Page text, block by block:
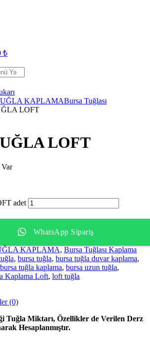
₺
KAPLAMABursa Tuğlası
LOFT
LOFT
Var
adet
WhatsApp Sipariş
KAPLAMA, Bursa Tuğlası Kaplama
, bursa tuğla, bursa tuğla duvar kaplama,
bursa tuğla kaplama, bursa uzun tuğla,
Kaplama Loft, loft tuğla
(0)
Tuğla Miktarı, Özellikler de Verilen Derz
Hesaplanmıştır.